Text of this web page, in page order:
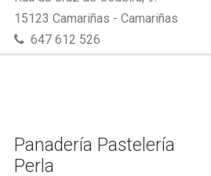
15123 Camariñas - Camariñas
647 612 526
Panadería Pastelería
Perla